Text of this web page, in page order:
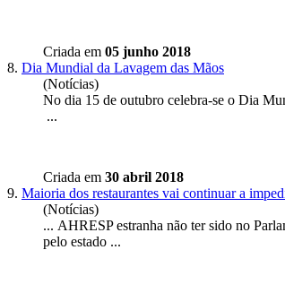
Criada em 05 junho 2018
8. Dia Mundial da Lavagem das Mãos
(Notícias)
No dia 15 de outubro celebra-se o Dia
...
Criada em 30 abril 2018
9. Maioria dos restaurantes vai continuar a
(Notícias)
... AHRESP estranha não ter sido no
pelo estado ...